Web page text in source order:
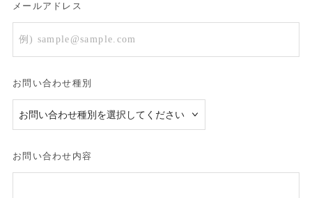
メールアドレス
お問い合わせ種別
お問い合わせ内容